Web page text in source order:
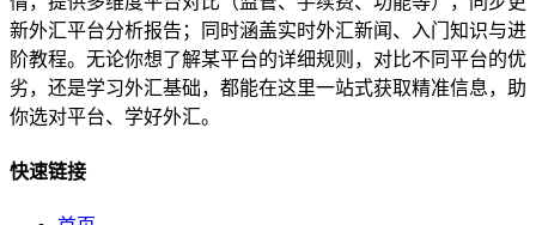
新外汇平台分析报告；同时涵盖实时外汇新闻、入门知识与进
阶教程。无论你想了解某平台的详细规则，对比不同平台的优
劣，还是学习外汇基础，都能在这里一站式获取精准信息，助
你选对平台、学好外汇。
快速链接